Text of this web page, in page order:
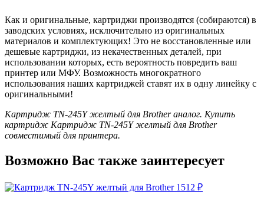
Как и оригинальные, картриджи производятся (собираются) в
заводских условиях, исключительно из оригинальных
материалов и комплектующих! Это не восстановленные или
дешевые картриджи, из некачественных деталей, при
использовании которых, есть вероятность повредить ваш
принтер или МФУ. Возможность многократного
использования наших картриджей ставят их в одну линейку с
оригинальными!
Картридж TN-245Y желтый для Brother аналог. Купить
картридж Картридж TN-245Y желтый для Brother
совместимый для принтера.
Возможно Вас также заинтересует
1512 ₽